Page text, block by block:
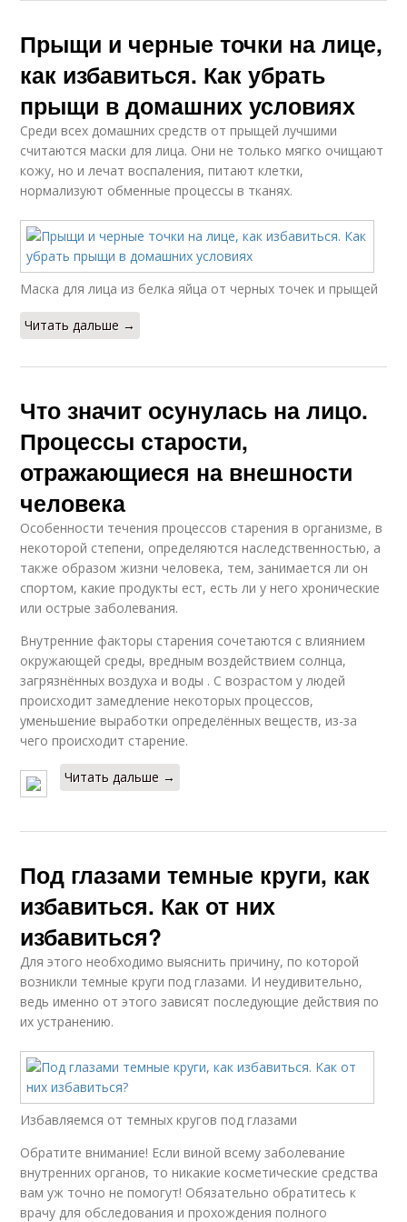
Прыщи и черные точки на лице,
как избавиться. Как убрать
прыщи в домашних условиях
Среди всех домашних средств от прыщей лучшими
считаются маски для лица. Они не только мягко очищают
кожу, но и лечат воспаления, питают клетки,
нормализуют обменные процессы в тканях.
Маска для лица из белка яйца от черных точек и прыщей
Читать дальше →
Что значит осунулась на лицо.
Процессы старости,
отражающиеся на внешности
человека
Особенности течения процессов старения в организме, в
некоторой степени, определяются наследственностью, а
также образом жизни человека, тем, занимается ли он
спортом, какие продукты ест, есть ли у него хронические
или острые заболевания.
Внутренние факторы старения сочетаются с влиянием
окружающей среды, вредным воздействием солнца,
загрязнённых воздуха и воды . С возрастом у людей
происходит замедление некоторых процессов,
уменьшение выработки определённых веществ, из-за
чего происходит старение.
Читать дальше →
Под глазами темные круги, как
избавиться. Как от них
избавиться?
Для этого необходимо выяснить причину, по которой
возникли темные круги под глазами. И неудивительно,
ведь именно от этого зависят последующие действия по
их устранению.
Избавляемся от темных кругов под глазами
Обратите внимание! Если виной всему заболевание
внутренних органов, то никакие косметические средства
вам уж точно не помогут! Обязательно обратитесь к
врачу для обследования и прохождения полного